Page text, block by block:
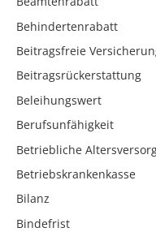
Behindertenrabatt
Beitragsfreie
Beitragsrückerstattung
Beleihungswert
Berufsunfähigkeit
Betriebliche
Betriebskrankenkasse
Bilanz
Bindefrist